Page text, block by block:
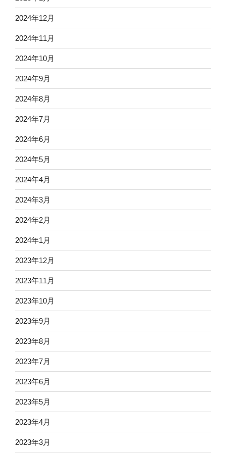
2024年12月
2024年11月
2024年10月
2024年9月
2024年8月
2024年7月
2024年6月
2024年5月
2024年4月
2024年3月
2024年2月
2024年1月
2023年12月
2023年11月
2023年10月
2023年9月
2023年8月
2023年7月
2023年6月
2023年5月
2023年4月
2023年3月